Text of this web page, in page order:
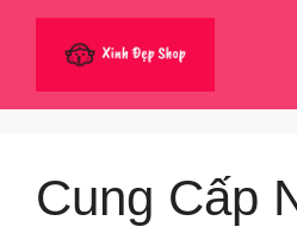
dung
Cung Cấp